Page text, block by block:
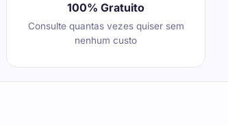
100% Gratuito
Consulte quantas vezes quiser sem
nenhum custo